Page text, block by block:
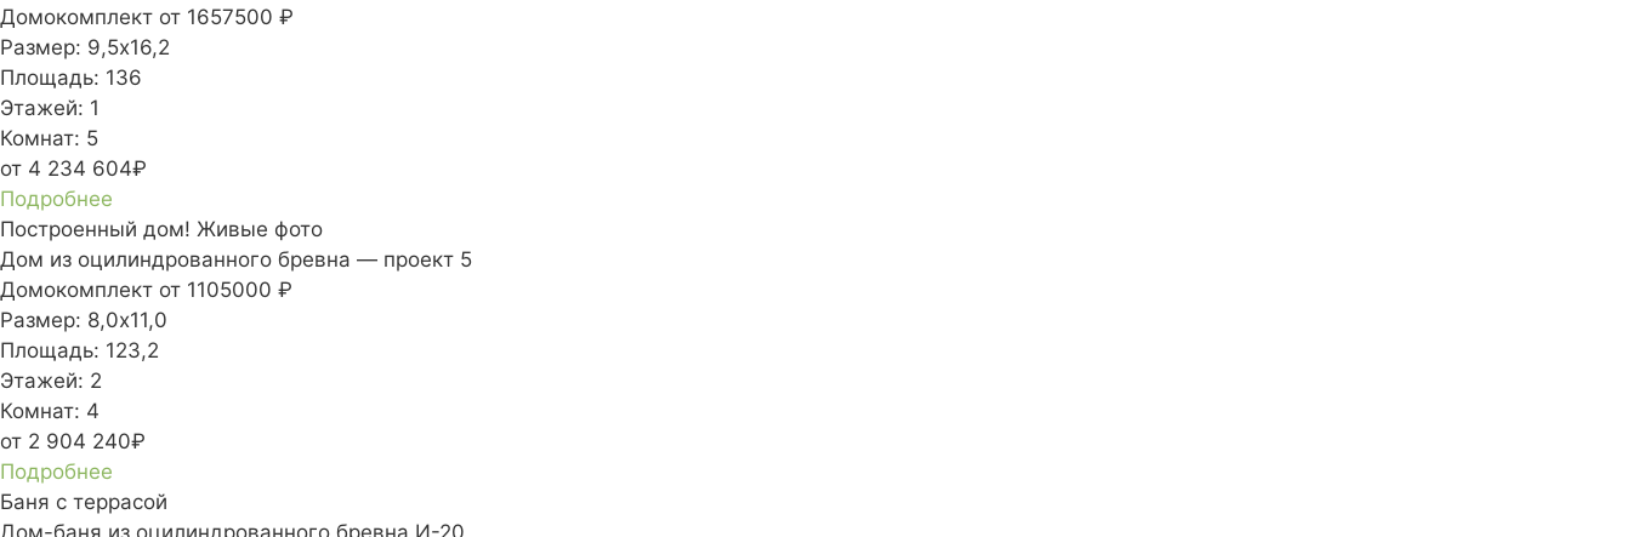
Домокомплект от 1657500 ₽
Размер: 9,5х16,2
Площадь: 136
Этажей: 1
Комнат: 5
от 4 234 604₽
Подробнее
Построенный дом! Живые фото
Дом из оцилиндрованного бревна — проект 5
Домокомплект от 1105000 ₽
Размер: 8,0х11,0
Площадь: 123,2
Этажей: 2
Комнат: 4
от 2 904 240₽
Подробнее
Баня с террасой
Дом-баня из оцилиндрованного бревна И-20